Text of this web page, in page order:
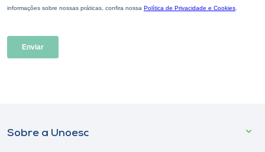
Sobre a Unoesc